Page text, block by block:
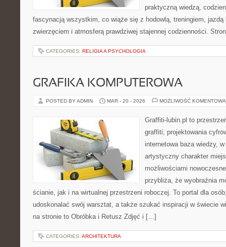
praktyczną wiedzą,
fascynacją wszystkim, co wiąże się z hodowlą, treningiem, jazdą
zwierzęciem i atmosferą prawdziwej stajennej codzienności.
CATEGORIES: RELIGIA A PSYCHOLOGIA
GRAFIKA KOMPUTEROWA
POSTED BY ADMIN MAR - 20 - 2026 MOŻLIWOŚĆ
Graffiti-lubin.pl to
graffiti, projektowania
internetowa baza wiedzy,
artystyczny charakter
możliwościami
przybliża, że wyobraźnia
ścianie, jak i na wirtualnej przestrzeni roboczej. To portal dla
udoskonalać swój warsztat, a także szukać inspiracji w świecie
na stronie to Obróbka i Retusz Zdjęć i […]
CATEGORIES: ARCHITEKTURA